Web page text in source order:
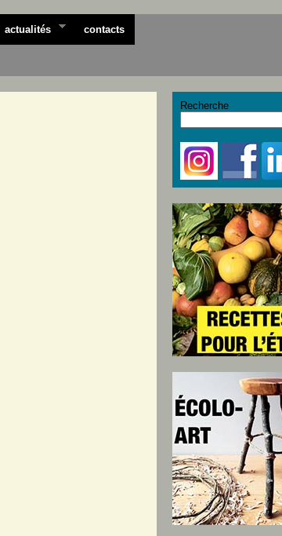
actualités contacts
Recherche